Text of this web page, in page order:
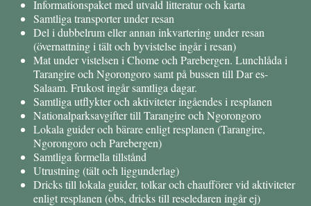
Informationspaket med utvald litteratur och karta
Samtliga transporter under resan
Del i dubbelrum eller annan inkvartering under resan
(övernattning i tält och byvistelse ingår i resan)
Mat under vistelsen i Chome och Parebergen. Lunchlåda i
Tarangire och Ngorongoro samt på bussen till Dar es-
Salaam. Frukost ingår samtliga dagar.
Samtliga utflykter och aktiviteter ingåendes i resplanen
Nationalparksavgifter till Tarangire och Ngorongoro
Lokala guider och bärare enligt resplanen (Tarangire,
Ngorongoro och Parebergen)
Samtliga formella tillstånd
Utrustning (tält och liggunderlag)
Dricks till lokala guider, tolkar och chaufförer vid aktiviteter
enligt resplanen (obs, dricks till reseledaren ingår ej)